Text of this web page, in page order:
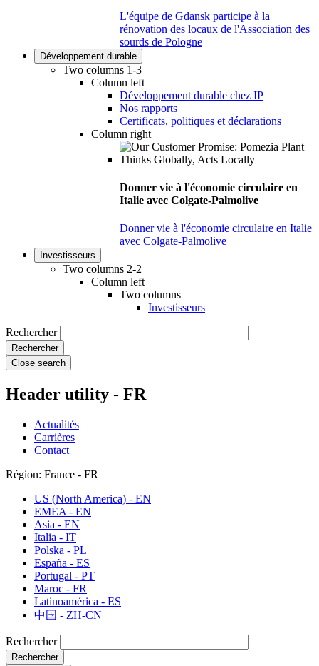
L'équipe de Gdansk participe à la
rénovation des locaux de l'Association des
sourds de Pologne
Développement durable
Two columns 1-3
Column left
Développement durable chez IP
Nos rapports
Certificats, politiques et déclarations
Column right
Donner vie à l'économie circulaire en
Italie avec Colgate-Palmolive
Donner vie à l'économie circulaire en Italie
avec Colgate-Palmolive
Investisseurs
Two columns 2-2
Column left
Two columns
Investisseurs
Rechercher
Close search
Header utility - FR
Actualités
Carrières
Contact
Région: France - FR
US (North America) - EN
EMEA - EN
Asia - EN
Italia - IT
Polska - PL
España - ES
Portugal - PT
Maroc - FR
Latinoamérica - ES
中国 - ZH-CN
Rechercher